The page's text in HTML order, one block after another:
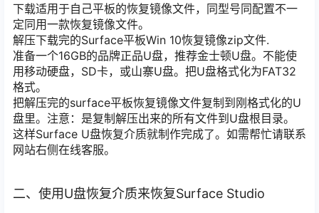
下载适用于自己平板的恢复镜像文件，同型号同配置不一
定同用一款恢复镜像文件。
解压下载完的Surface平板Win 10恢复镜像zip文件.
准备一个16GB的品牌正品U盘，推荐金士顿U盘。 不能使
用移动硬盘，SD卡，或山寨U盘。把U盘格式化为FAT32
格式。
把解压完的surface平板恢复镜像文件复制到刚格式化的U
盘里。注意： 是复制解压出来的所有文件到U盘根目录。
这样Surface U盘恢复介质就制作完成了。如需帮忙请联系
网站右侧在线客服。
二、使用U盘恢复介质来恢复Surface Studio